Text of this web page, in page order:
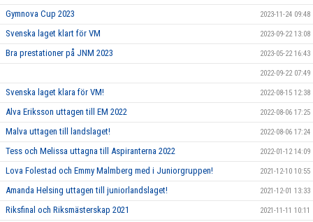
Gymnova Cup 2023 2023-11-24 09:48
Svenska laget klart för VM 2023-09-22 13:08
Bra prestationer på JNM 2023 2023-05-22 16:43
2022-09-22 07:49
Svenska laget klara för VM! 2022-08-15 12:38
Alva Eriksson uttagen till EM 2022 2022-08-06 17:25
Malva uttagen till landslaget! 2022-08-06 17:24
Tess och Melissa uttagna till Aspiranterna 2022 2022-01-12 14:09
Lova Folestad och Emmy Malmberg med i Juniorgruppen! 2021-12-10 10:55
Amanda Helsing uttagen till juniorlandslaget! 2021-12-01 13:33
Riksfinal och Riksmästerskap 2021 2021-11-11 10:11